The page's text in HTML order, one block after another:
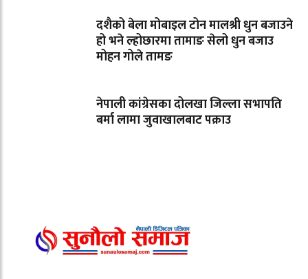
दशैको बेला मोबाइल टोन मालश्री धुन बजाउने
हो भने ल्होछारमा तामाङ सेलो धुन बजाउ
मोहन गोले तामङ
नेपाली कांग्रेसका दोलखा जिल्ला सभापति
बर्मा लामा जुवाखालबाट पक्राउ